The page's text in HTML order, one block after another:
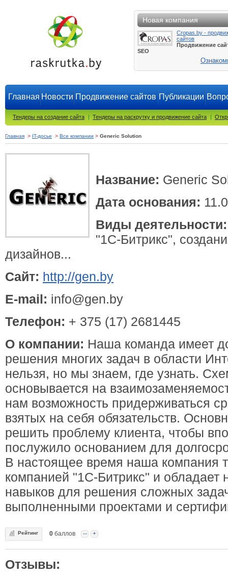
Новая компания
Cropas.by -
сайтов
Продвижение
SEO
Главная Новости Продвижение сайтов Публикации
Тендеры на создание сайта | Тендеры на раскрутку и продвижение сайта |
Главная > IT-досье > Все компании > Generic Solution
Название: Generic
Дата основания:
Виды деятельности:
"1С-Битрикс",
дизайнов...
Сайт: http://gen.by
E-mail: info@gen.by
Телефон: + 375 (17) 2681445
О компании: Наша команда имеет
решения многих задач в области
нельзя, но мы знаем, где узнать.
основывается на
нам возможность придерживаться
взятых на себя обязательств.
решить проблему клиента, чтобы
послужило основанием для
В настоящее время наша компания
компанией "1С-Битрикс" и
навыков для решения сложных
выполненными проектами и
Рейтинг 0 баллов -- +
Отзывы: